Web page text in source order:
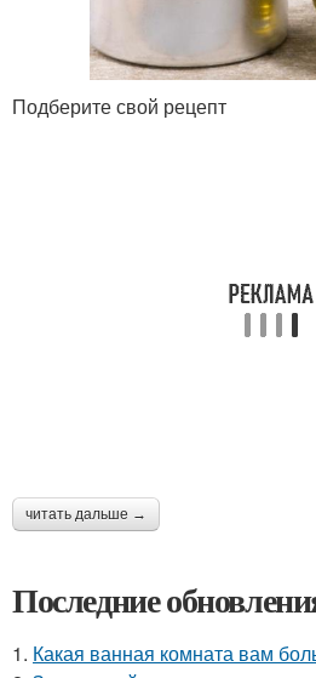
Подберите свой рецепт
читать дальше →
Последние
1. Какая ванная комната вам